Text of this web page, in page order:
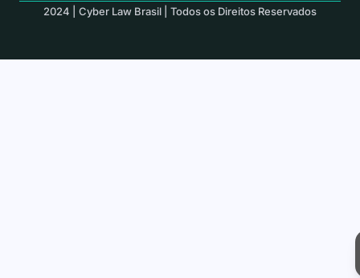
2024 | Cyber Law Brasil | Todos os Direitos Reservados